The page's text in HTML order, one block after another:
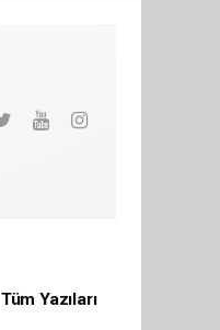
Tüm Yazıları